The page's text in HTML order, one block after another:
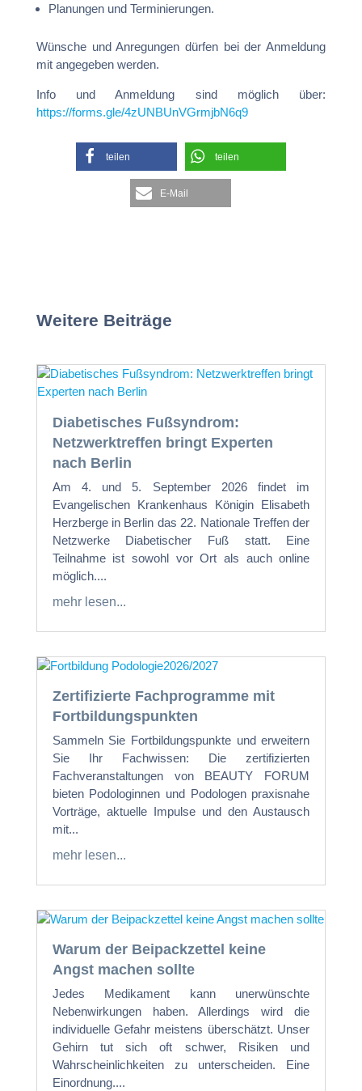
Planungen und Terminierungen.
Wünsche und Anregungen dürfen bei der Anmeldung
mit angegeben werden.
Info und Anmeldung sind möglich über:
https://forms.gle/4zUNBUnVGrmjbN6q9
teilen teilen
E-Mail
Weitere Beiträge
Diabetisches Fußsyndrom:
Netzwerktreffen bringt Experten
nach Berlin
Am 4. und 5. September 2026 findet im
Evangelischen Krankenhaus Königin Elisabeth
Herzberge in Berlin das 22. Nationale Treffen der
Netzwerke Diabetischer Fuß statt. Eine
Teilnahme ist sowohl vor Ort als auch online
möglich....
mehr lesen...
Zertifizierte Fachprogramme mit
Fortbildungspunkten
Sammeln Sie Fortbildungspunkte und erweitern
Sie Ihr Fachwissen: Die zertifizierten
Fachveranstaltungen von BEAUTY FORUM
bieten Podologinnen und Podologen praxisnahe
Vorträge, aktuelle Impulse und den Austausch
mit...
mehr lesen...
Warum der Beipackzettel keine
Angst machen sollte
Jedes Medikament kann unerwünschte
Nebenwirkungen haben. Allerdings wird die
individuelle Gefahr meistens überschätzt. Unser
Gehirn tut sich oft schwer, Risiken und
Wahrscheinlichkeiten zu unterscheiden. Eine
Einordnung....